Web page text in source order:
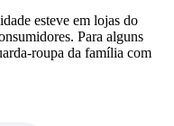
esteve em lojas do
Para alguns
roupa da família com